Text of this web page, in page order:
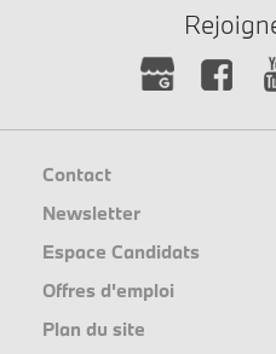
Contact
Newsletter
Espace Candidats
Offres d'emploi
Plan du site